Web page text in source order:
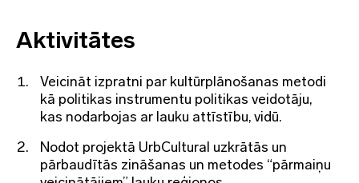
Aktivitātes
Veicināt izpratni par kultūrplānošanas metodi
kā politikas instrumentu politikas veidotāju,
kas nodarbojas ar lauku attīstību, vidū.
Nodot projektā UrbCultural uzkrātās un
pārbaudītās zināšanas un metodes “pārmaiņu